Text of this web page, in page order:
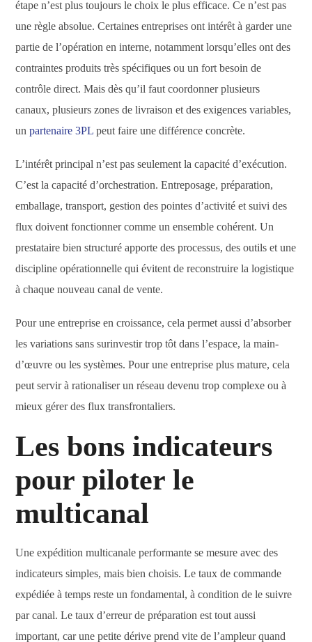
étape n’est plus toujours le choix le plus efficace. Ce n’est pas
une règle absolue. Certaines entreprises ont intérêt à garder une
partie de l’opération en interne, notamment lorsqu’elles ont des
contraintes produits très spécifiques ou un fort besoin de
contrôle direct. Mais dès qu’il faut coordonner plusieurs
canaux, plusieurs zones de livraison et des exigences variables,
unpartenaire 3PL peut faire une différence concrète.
L’intérêt principal n’est pas seulement la capacité d’exécution.
C’est la capacité d’orchestration. Entreposage, préparation,
emballage, transport, gestion des pointes d’activité et suivi des
flux doivent fonctionner comme un ensemble cohérent. Un
prestataire bien structuré apporte des processus, des outils et une
discipline opérationnelle qui évitent de reconstruire la logistique
à chaque nouveau canal de vente.
Pour une entreprise en croissance, cela permet aussi d’absorber
les variations sans surinvestir trop tôt dans l’espace, la main-
d’œuvre ou les systèmes. Pour une entreprise plus mature, cela
peut servir à rationaliser un réseau devenu trop complexe ou à
mieux gérer des flux transfrontaliers.
Les bons indicateurs
pour piloter le
multicanal
Une expédition multicanale performante se mesure avec des
indicateurs simples, mais bien choisis. Le taux de commande
expédiée à temps reste un fondamental, à condition de le suivre
par canal. Le taux d’erreur de préparation est tout aussi
important, car une petite dérive prend vite de l’ampleur quand